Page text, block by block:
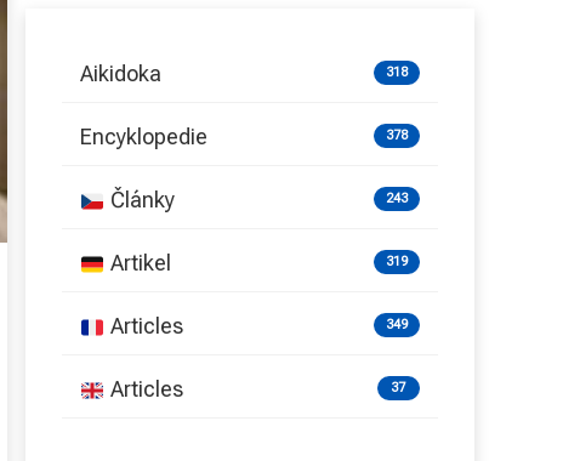
Aikidoka 318
Encyklopedie 378
Články 243
Artikel 319
Articles 349
Articles 37